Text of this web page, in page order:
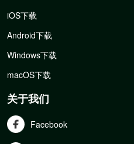
iOS下载
Android下载
Windows下载
macOS下载
关于我们
Facebook